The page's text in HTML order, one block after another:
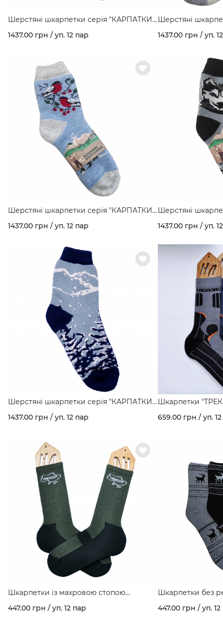
Шерстяні шкарпетки серія "КАРПАТКИ"
мал. Орнамент арт. 160
1437.00 грн / уп. 12 пар
Шерстяні
мал. Снігурі арт.
1437.00 грн / уп.
Шерстяні шкарпетки серія "КАРПАТКИ"
мал. Снігурі з хатинкою арт. 160
1437.00 грн / уп. 12 пар
Шерстяні
мал. Хаскі арт. 160
1437.00 грн / уп.
Шерстяні шкарпетки серія "КАРПАТКИ"
мал. Ялинки арт. 160
1437.00 грн / уп. 12 пар
Шкарпетки
чоловічі високі
659.00 грн / уп.
Шкарпетки із махровою стопою
"FREEDOM" арт. 460
447.00 грн / уп. 12 пар
Шкарпетки без
медичні
447.00 грн / уп. 12